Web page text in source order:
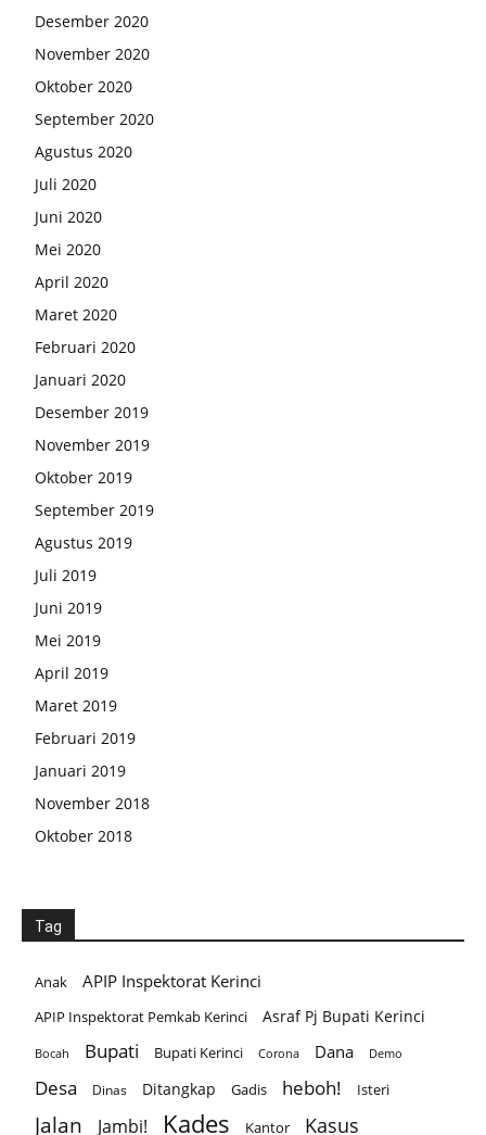
Desember 2020
November 2020
Oktober 2020
September 2020
Agustus 2020
Juli 2020
Juni 2020
Mei 2020
April 2020
Maret 2020
Februari 2020
Januari 2020
Desember 2019
November 2019
Oktober 2019
September 2019
Agustus 2019
Juli 2019
Juni 2019
Mei 2019
April 2019
Maret 2019
Februari 2019
Januari 2019
November 2018
Oktober 2018
Tag
Anak APIP Inspektorat Kerinci
APIP Inspektorat Pemkab Kerinci Asraf Pj Bupati Kerinci
Bocah Bupati Bupati Kerinci Corona Dana Demo
Desa Dinas Ditangkap Gadis heboh! Isteri
Jalan Jambi! Kades Kantor Kasus